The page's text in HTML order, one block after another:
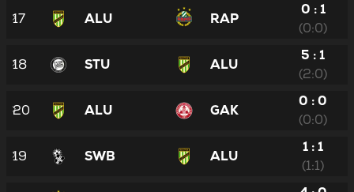
17 ALU RAP
0 : 1
(0:0)
18 STU ALU
5 : 1
(2:0)
20 ALU GAK
0 : 0
(0:0)
19 SWB ALU
1 : 1
(1:1)